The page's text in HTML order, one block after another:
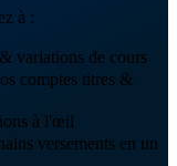
à :
variations de cours
comptes titres &
à l'œil
versements en un